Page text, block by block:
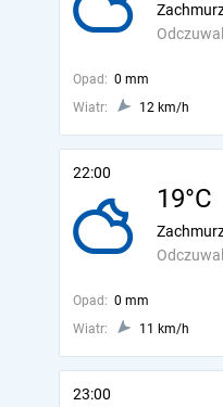
Opad: 0 mm
Wiatr:
12 km/h
22:00
19°C
Opad: 0 mm
Wiatr:
11 km/h
23:00